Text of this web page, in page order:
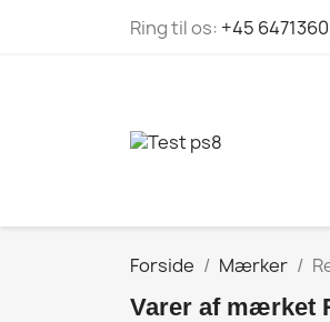
Ring til os: +45
Forside Mærker
Varer af mærket